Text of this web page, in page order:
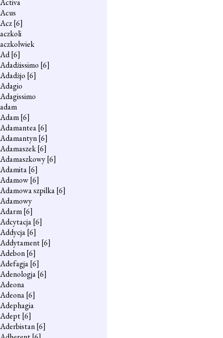
Activa
Acus
Acz[6]
aczkoli
aczkolwiek
Ad[6]
Adadżissimo [6]
Adadżjo [6]
Adagio
Adagissimo
adam
Adam[6]
Adamantea[6]
Adamantyn[6]
Adamaszek[6]
Adamaszkowy[6]
Adamita[6]
Adamow[6]
Adamowa szpilka[6]
Adamowy
Adarm[6]
Adcytacja[6]
Addycja[6]
Addytament[6]
Adebon[6]
Adefagja[6]
Adenologja[6]
Adeona
Adeona[6]
Adephagia
Adept[6]
Aderbistan[6]